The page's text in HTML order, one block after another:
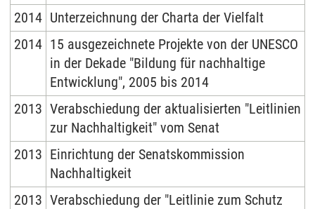
2014 Unterzeichnung der Charta der Vielfalt
2014 15 ausgezeichnete Projekte von der UNESCO
in der Dekade "Bildung für nachhaltige
Entwicklung", 2005 bis 2014
2013 Verabschiedung der aktualisierten "Leitlinien
zur Nachhaltigkeit" vom Senat
2013 Einrichtung der Senatskommission
Nachhaltigkeit
2013 Verabschiedung der "Leitlinie zum Schutz